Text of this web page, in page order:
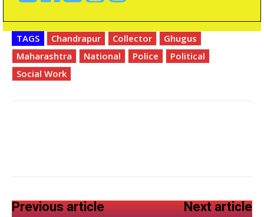
TAGS Chandrapur Collector
Ghugus
Maharashtra
National Police
Political
Social Work
Previous article Next article